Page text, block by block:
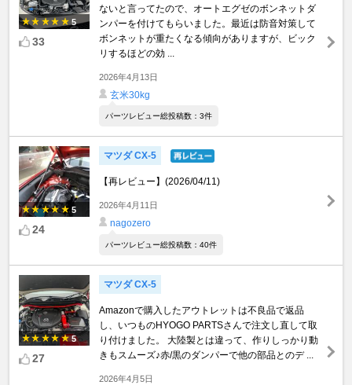
5
33
ないと言ってたので、オートエグゼのボンネットダ
ンパーを付けてもらいました。最近は防音対策して
ボンネットが重たくなる傾向がありますが、ビック
リするほどの効 ...
2026年4月13日
玄米30kg
パーツレビュー総投稿数：3件
5
24
マツダ CX-5
【再レビュー】(2026/04/11)
2026年4月11日
nagozero
パーツレビュー総投稿数：40件
5
27
マツダ CX-5
Amazonで購入したアウトレットは不良品で返品
し、いつものHYOGO PARTSさんで注文し直して取
り付けました。 大陸製とは違って、作りしっかり動
きもスムーズ♪赤/黒のダンパーで他の部品とのデ ...
2026年4月5日